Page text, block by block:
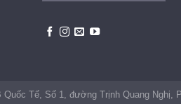
Quốc Tế, Số 1, đường Trịnh Quang